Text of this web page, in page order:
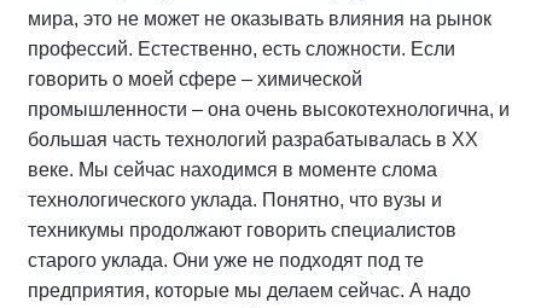
мира, это не может не оказывать влияния на рынок
профессий. Естественно, есть сложности. Если
говорить о моей сфере – химической
промышленности – она очень высокотехнологична, и
большая часть технологий разрабатывалась в ХХ
веке. Мы сейчас находимся в моменте слома
технологического уклада. Понятно, что вузы и
техникумы продолжают говорить специалистов
старого уклада. Они уже не подходят под те
предприятия, которые мы делаем сейчас. А надо